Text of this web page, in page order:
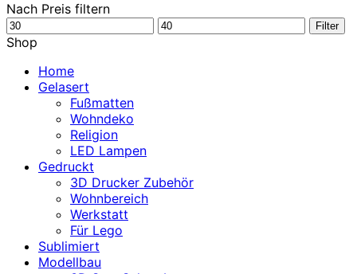
Nach Preis filtern
Min.
Preis
Max.
Filter
Shop
Home
Gelasert
Fußmatten
Wohndeko
Religion
LED Lampen
Gedruckt
3D Drucker Zubehör
Wohnbereich
Werkstatt
Für Lego
Sublimiert
Modellbau